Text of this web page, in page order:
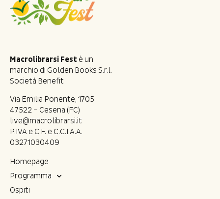
Macrolibrarsi Fest è un
marchio di Golden Books S.r.l.
Società Benefit
Via Emilia Ponente, 1705
47522 – Cesena (FC)
live@macrolibrarsi.it
P.IVA e C.F. e C.C.I.A.A.
03271030409
Homepage
Programma
Ospiti